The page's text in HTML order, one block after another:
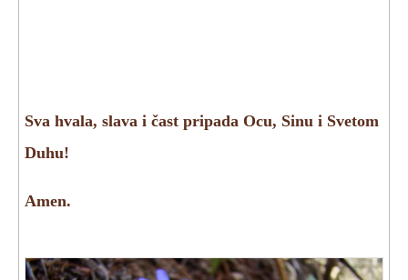
Sva hvala, slava i čast pripada Ocu, Sinu i Svetom
Duhu!
Amen.